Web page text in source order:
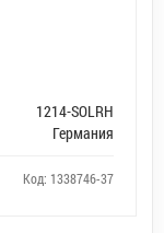
1214-SOLRH
Германия
Код: 1338746-37